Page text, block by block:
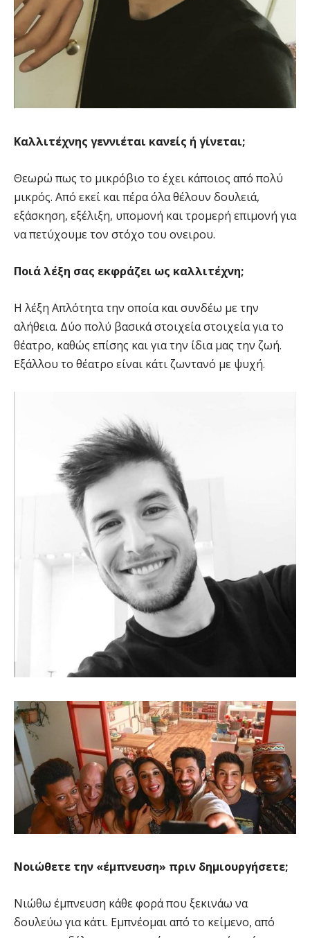
Καλλιτέχνης γεννιέται κανείς ή γίνεται;
Θεωρώ πως το μικρόβιο το έχει κάποιος από πολύ
μικρός. Από εκεί και πέρα όλα θέλουν δουλειά,
εξάσκηση, εξέλιξη, υπομονή και τρομερή επιμονή για
να πετύχουμε τον στόχο του ονειρου.
Ποιά λέξη σας εκφράζει ως καλλιτέχνη;
Η λέξη Απλότητα την οποία και συνδέω με την
αλήθεια. Δύο πολύ βασικά στοιχεία στοιχεία για το
θέατρο, καθώς επίσης και για την ίδια μας την ζωή.
Εξάλλου το θέατρο είναι κάτι ζωντανό με ψυχή.
Νοιώθετε την «έμπνευση» πριν δημιουργήσετε;
Νιώθω έμπνευση κάθε φορά που ξεκινάω να
δουλεύω για κάτι. Εμπνέομαι από το κείμενο, από